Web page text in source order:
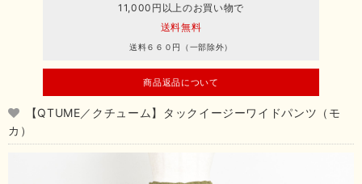
11,000円以上のお買い物で
送料無料
送料６６０円（一部除外）
商品返品について
【QTUME／クチューム】タックイージーワイドパンツ（モ
カ）